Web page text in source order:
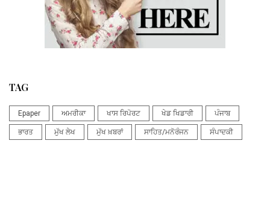
TAG
Epaper ਅਮਰੀਕਾ ਖਾਸ ਰਿਪੋਰਟ ਖੇਡ ਖਿਡਾਰੀ ਪੰਜਾਬ
ਭਾਰਤ ਮੁੱਖ ਲੇਖ ਮੁੱਖ ਖ਼ਬਰਾਂ ਸਾਹਿਤ/ਮਨੋਰੰਜਨ ਸੰਪਾਦਕੀ